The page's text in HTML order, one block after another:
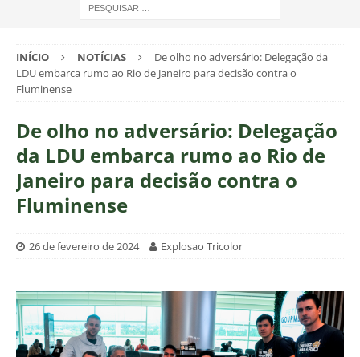
INÍCIO NOTÍCIAS
De olho no adversário: Delegação da
LDU embarca rumo ao Rio de Janeiro para decisão contra o
Fluminense
De olho no adversário: Delegação
da LDU embarca rumo ao Rio de
Janeiro para decisão contra o
Fluminense
26 de fevereiro de 2024 Explosao Tricolor